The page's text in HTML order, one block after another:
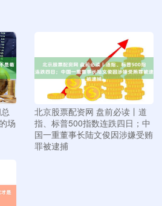
场
北京股票配资网 盘前必读丨道
指、标普500指数连跌四日；中
国一重董事长陆文俊因涉嫌受贿
罪被逮捕